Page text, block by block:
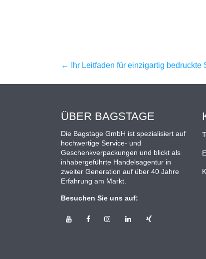
← Ihr Leitfaden für einzigartig bedruckte
ÜBER BAGSTAGE
Die Bagstage GmbH ist spezialisiert auf
hochwertige Service- und
Geschenkverpackungen und blickt als
inhabergeführte Handelsagentur in
zweiter Generation auf über 40 Jahre
Erfahrung am Markt.
Besuchen Sie uns auf: